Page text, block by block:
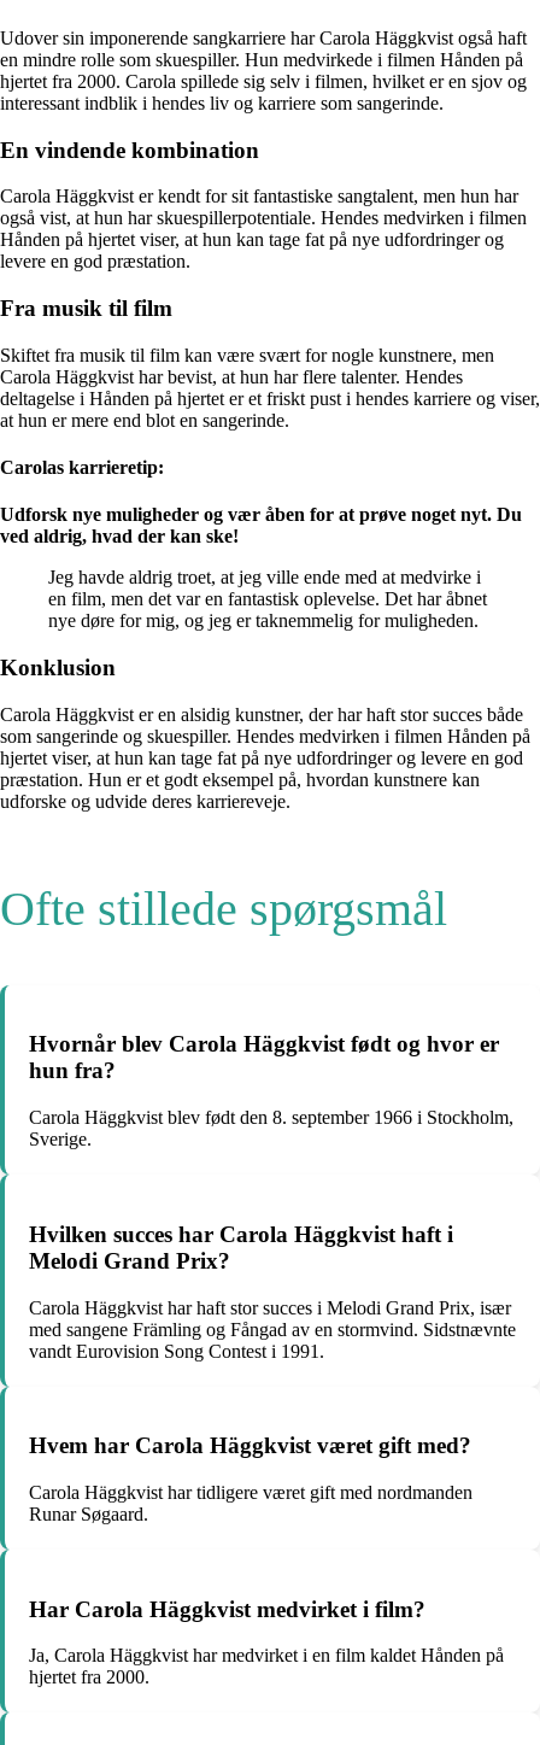
Udover sin imponerende sangkarriere har Carola Häggkvist også haft
en mindre rolle som skuespiller. Hun medvirkede i filmen Hånden på
hjertet fra 2000. Carola spillede sig selv i filmen, hvilket er en sjov og
interessant indblik i hendes liv og karriere som sangerinde.
En vindende kombination
Carola Häggkvist er kendt for sit fantastiske sangtalent, men hun har
også vist, at hun har skuespillerpotentiale. Hendes medvirken i filmen
Hånden på hjertet viser, at hun kan tage fat på nye udfordringer og
levere en god præstation.
Fra musik til film
Skiftet fra musik til film kan være svært for nogle kunstnere, men
Carola Häggkvist har bevist, at hun har flere talenter. Hendes
deltagelse i Hånden på hjertet er et friskt pust i hendes karriere og viser,
at hun er mere end blot en sangerinde.
Carolas karrieretip:
Udforsk nye muligheder og vær åben for at prøve noget nyt. Du
ved aldrig, hvad der kan ske!
Jeg havde aldrig troet, at jeg ville ende med at medvirke i
en film, men det var en fantastisk oplevelse. Det har åbnet
nye døre for mig, og jeg er taknemmelig for muligheden.
Konklusion
Carola Häggkvist er en alsidig kunstner, der har haft stor succes både
som sangerinde og skuespiller. Hendes medvirken i filmen Hånden på
hjertet viser, at hun kan tage fat på nye udfordringer og levere en god
præstation. Hun er et godt eksempel på, hvordan kunstnere kan
udforske og udvide deres karriereveje.
Ofte stillede spørgsmål
Hvornår blev Carola Häggkvist født og hvor er
hun fra?
Carola Häggkvist blev født den 8. september 1966 i Stockholm,
Sverige.
Hvilken succes har Carola Häggkvist haft i
Melodi Grand Prix?
Carola Häggkvist har haft stor succes i Melodi Grand Prix, især
med sangene Främling og Fångad av en stormvind. Sidstnævnte
vandt Eurovision Song Contest i 1991.
Hvem har Carola Häggkvist været gift med?
Carola Häggkvist har tidligere været gift med nordmanden
Runar Søgaard.
Har Carola Häggkvist medvirket i film?
Ja, Carola Häggkvist har medvirket i en film kaldet Hånden på
hjertet fra 2000.